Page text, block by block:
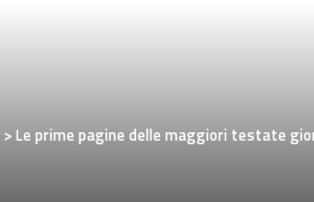
>Le prime pagine delle maggiori testate